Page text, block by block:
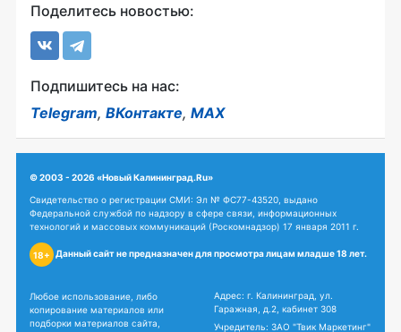
Поделитесь новостью:
Подпишитесь на нас:
Telegram, ВКонтакте, MAX
© 2003 - 2026 «Новый Калининград.Ru»
Свидетельство о регистрации СМИ: Эл № ФС77-43520, выдано
Федеральной службой по надзору в сфере связи, информационных
технологий и массовых коммуникаций (Роскомнадзор) 17 января 2011 г.
18+ Данный сайт не предназначен для просмотра лицам младше 18 лет.
Любое использование, либо
копирование материалов или
подборки материалов сайта,
Адрес: г. Калининград, ул.
Гаражная, д.2, кабинет 308
Учредитель: ЗАО "Твик Маркетинг"